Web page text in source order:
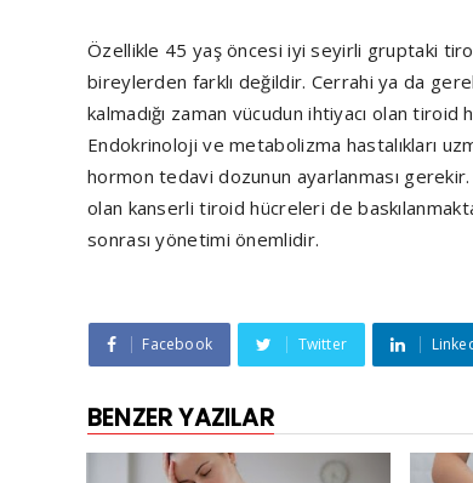
Özellikle 45 yaş öncesi iyi seyirli gruptaki
bireylerden farklı değildir. Cerrahi ya da
kalmadığı zaman vücudun ihtiyacı olan
Endokrinoloji ve metabolizma hastalıkları
hormon tedavi dozunun ayarlanması
olan kanserli tiroid hücreleri de
sonrası yönetimi önemlidir.
Facebook Twitter
BENZER YAZILAR